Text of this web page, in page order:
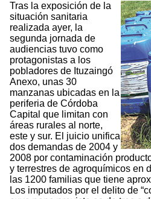
Tras la exposición de la
situación sanitaria
realizada ayer, la
segunda jornada de
audiencias tuvo como
protagonistas a los
pobladores de Ituzaingó
Anexo, unas 30
manzanas ubicadas en la
periferia de Córdoba
Capital que limitan con
áreas rurales al norte,
este y sur. El juicio unifica
dos demandas de 2004 y
2008 por contaminación
y terrestres de agroquímicos en
las 1200 familias que tiene
Los imputados por el delito de